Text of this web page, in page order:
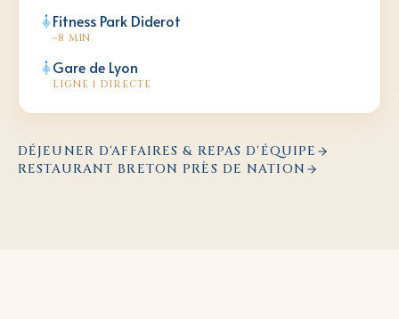
Fitness Park Diderot
~8 MIN
Gare de Lyon
LIGNE 1 DIRECTE
DÉJEUNER D'AFFAIRES & REPAS D'ÉQUIPE
RESTAURANT BRETON PRÈS DE NATION